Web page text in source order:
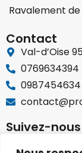
Ravalement
Contact
Val-d’Oise
0769634394
0987454634
Suivez-nous